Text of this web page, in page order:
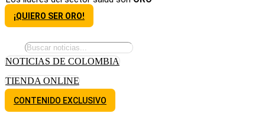
¡QUIERO SER ORO!
NOTICIAS DE COLOMBIA
TIENDA ONLINE
CONTENIDO EXCLUSIVO